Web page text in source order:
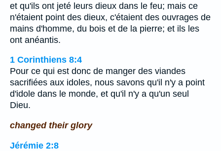
et qu'ils ont jeté leurs dieux dans le feu; mais ce
n'étaient point des dieux, c'étaient des ouvrages de
mains d'homme, du bois et de la pierre; et ils les
ont anéantis.
1 Corinthiens 8:4
Pour ce qui est donc de manger des viandes
sacrifiées aux idoles, nous savons qu'il n'y a point
d'idole dans le monde, et qu'il n'y a qu'un seul
Dieu.
changed their glory
Jérémie 2:8